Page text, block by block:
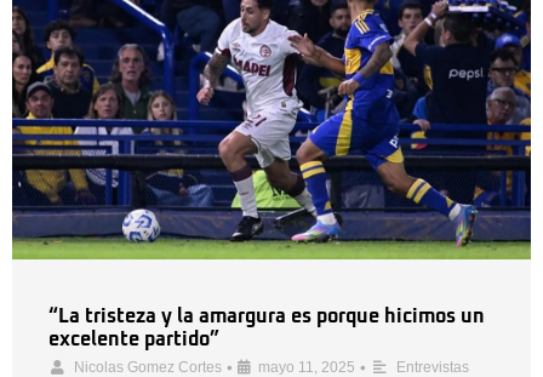
“La tristeza y la amargura es porque hicimos un
excelente partido”
Nicolas Gomez Cortes • mayo 11, 2025 • Entrevistas